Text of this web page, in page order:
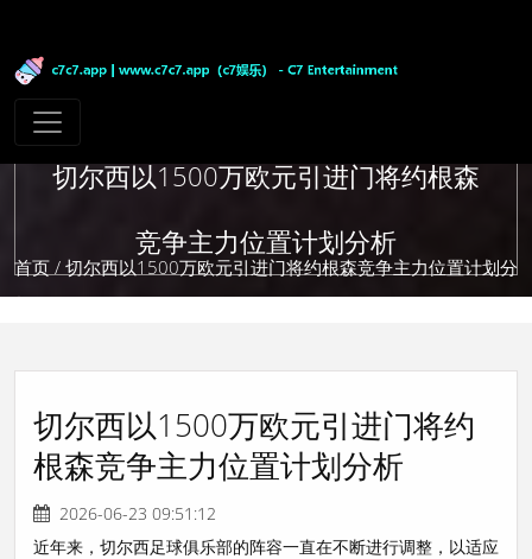
切尔西以1500万欧元引进门将约根森
竞争主力位置计划分析
首页 / 切尔西以1500万欧元引进门将约根森竞争主力位置计划分
析
切尔西以1500万欧元引进门将约
根森竞争主力位置计划分析
2026-06-23 09:51:12
近年来，切尔西足球俱乐部的阵容一直在不断进行调整，以适应